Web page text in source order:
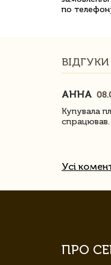
по
ВІДГУКИ
АННА
Купувала
спрацював.
Усі
ПРО